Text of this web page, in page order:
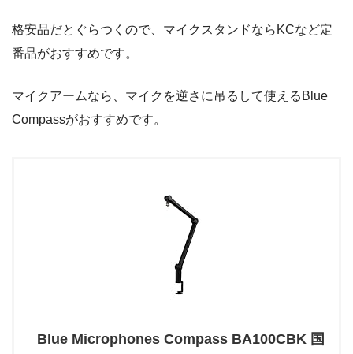
格安品だとぐらつくので、マイクスタンドならKCなど定
番品がおすすめです。
マイクアームなら、マイクを逆さに吊るして使えるBlue
Compassがおすすめです。
Blue Microphones Compass BA100CBK 国